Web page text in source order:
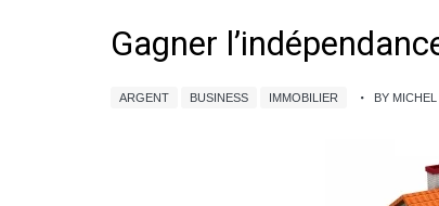
Gagner
ARGENT BUSINESS IMMOBILIER BY